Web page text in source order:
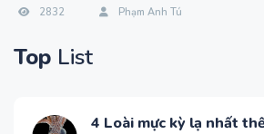
2832 Phạm Anh Tú
Top List
4 Loài mực kỳ lạ nhất